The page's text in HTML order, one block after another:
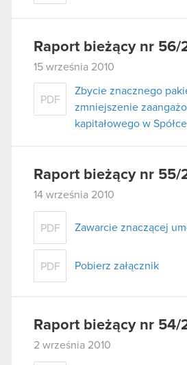
Raport bieżący nr 56/
15 września 2010
PDF
Zbycie znacznego
zmniejszenie
kapitałowego w Spółce
Raport bieżący nr 55/
14 września 2010
PDF Zawarcie znaczącej
PDF Pobierz załącznik
Raport bieżący nr 54/
2 września 2010